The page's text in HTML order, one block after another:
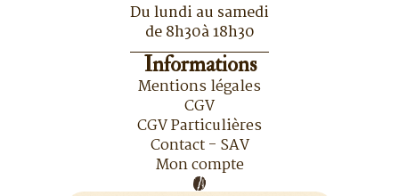
Du lundi au samedi
de 8h30à 18h30
Informations
Mentions légales
CGV
CGV Particulières
Contact - SAV
Mon compte